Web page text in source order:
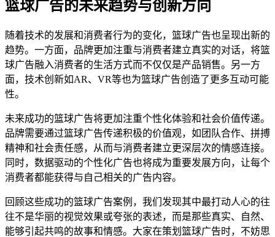
篮球广告的未来趋势与创新方向
随着技术的发展和消费者行为的变化，篮球广告也呈现出新的
趋势。一方面，品牌更加注重与消费者建立真实的对话，将篮
球广告融入消费者的生活方式而不仅仅是产品销售。另一方
面，技术创新如AR、VR等也为篮球广告创造了更多互动可能
性。
未来成功的篮球广告将更加注重个性化体验和社会价值传递。
品牌需要通过篮球广告传递积极的价值观，如团队合作、拼搏
精神和社会责任感，从而与消费者建立更深层次的情感连接。
同时，数据驱动的个性化广告也将成为重要发展方向，让每个
消费者都能获得与自己相关的广告内容。
回顾这些成功的篮球广告案例，我们发现其中最打动人心的往
往不是华丽的视觉效果或夸张的表述，而是那些真实、自然、
能够引起共鸣的故事和情感。大家在策划篮球广告时，不妨思